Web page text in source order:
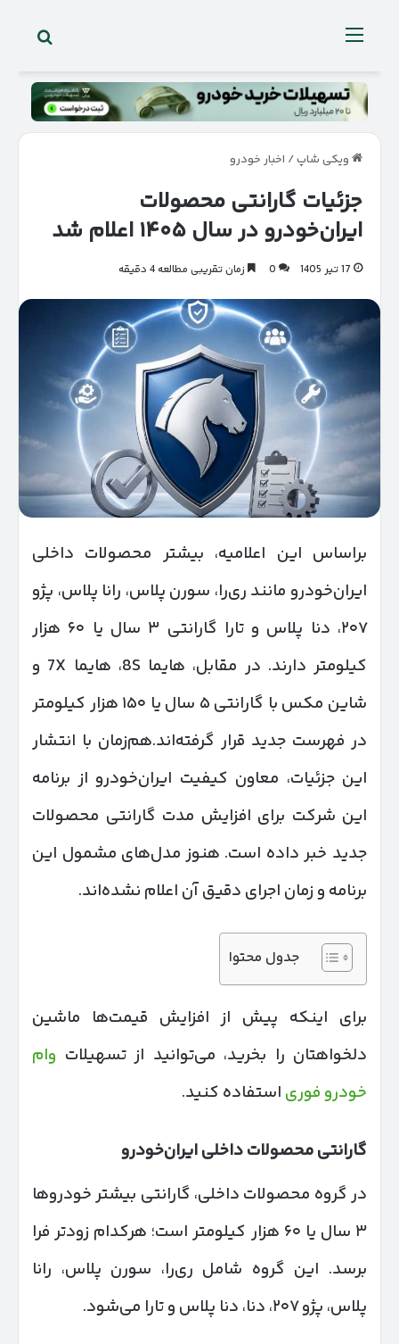
منو
ویکی شاپ/ اخبار خودرو
جزئیات گارانتی محصولات
ایران‌خودرو در سال ۱۴۰۵ اعلام شد
17 تیر 1405 0 زمان تقریبی مطالعه 4 دقیقه
براساس این اعلامیه، بیشتر محصولات داخلی
ایران‌خودرو مانند ری‌را، سورن پلاس، رانا پلاس، پژو
۲۰۷، دنا پلاس و تارا گارانتی ۳ سال یا ۶۰ هزار
کیلومتر دارند. در مقابل، هایما 8S، هایما 7X و
شاین مکس با گارانتی ۵ سال یا ۱۵۰ هزار کیلومتر
در فهرست جدید قرار گرفته‌اند.هم‌زمان با انتشار
این جزئیات، معاون کیفیت ایران‌خودرو از برنامه
این شرکت برای افزایش مدت گارانتی محصولات
جدید خبر داده است. هنوز مدل‌های مشمول این
برنامه و زمان اجرای دقیق آن اعلام نشده‌اند.
جدول محتوا
برای اینکه پیش از افزایش قیمت‌ها ماشین
دلخواهتان را بخرید، می‌توانید از تسهیلات وام
خودرو فوری استفاده کنید.
گارانتی محصولات داخلی ایران‌خودرو
در گروه محصولات داخلی، گارانتی بیشتر خودروها
۳ سال یا ۶۰ هزار کیلومتر است؛ هرکدام زودتر فرا
برسد. این گروه شامل ری‌را، سورن پلاس، رانا
پلاس، پژو ۲۰۷، دنا، دنا پلاس و تارا می‌شود.